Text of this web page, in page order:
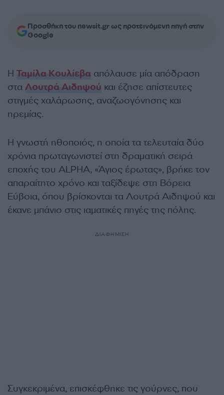
Προσθήκη του newsit.gr ως προτεινόμενη πηγή στην
Google
Η Ταμίλα Κουλίεβα απόλαυσε μία απόδραση
στα Λουτρά Αιδηψού και έζησε απίστευτες
στιγμές χαλάρωσης, αναζωογόνησης και
ηρεμίας.
Η γνωστή ηθοποιός, η οποία τα τελευταία δύο
χρόνια πρωταγωνιστεί στη δραματική σειρά
εποχής του ALPHA, «Άγιος έρωτας», βρήκε τον
απαραίτητο χρόνο και ταξίδεψε στη Βόρεια
Εύβοια, όπου βρίσκονται τα Λουτρά Αιδηψού και
έκανε μπάνιο στις ιαματικές πηγές της πόλης.
ΔΙΑΦΗΜΙΣΗ
Συγκεκριμένα, επισκέφθηκε τις γούρνες, που